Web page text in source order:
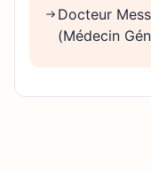
Docteur
(Médecin